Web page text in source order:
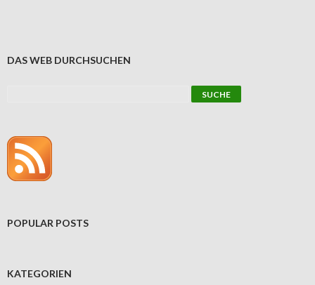
DAS WEB DURCHSUCHEN
POPULAR POSTS
KATEGORIEN